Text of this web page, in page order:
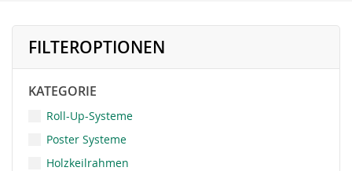
FILTEROPTIONEN
KATEGORIE
Roll-Up-Systeme
Poster Systeme
Holzkeilrahmen